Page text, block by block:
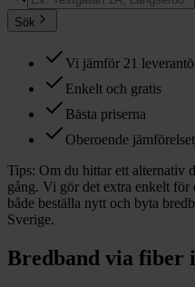
Sök
Vi jämför 21
Enkelt och gratis
Bästa priserna
Oberoende
Tips: Om du hittar ett alternativ
gång. Vi gör det extra enkelt
både beställa nytt och byta
Sverige.
Bredband via fiber i